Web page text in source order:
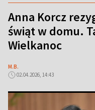
Anna Korcz
świąt w domu.
Wielkanoc
M.B.
02.04.2026, 14:43